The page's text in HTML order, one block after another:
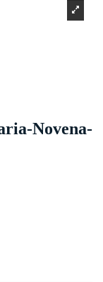
Novena-